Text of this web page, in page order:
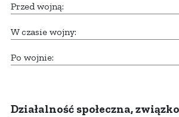
Przed wojną:
W czasie wojny:
Po wojnie:
Działalność społeczna,